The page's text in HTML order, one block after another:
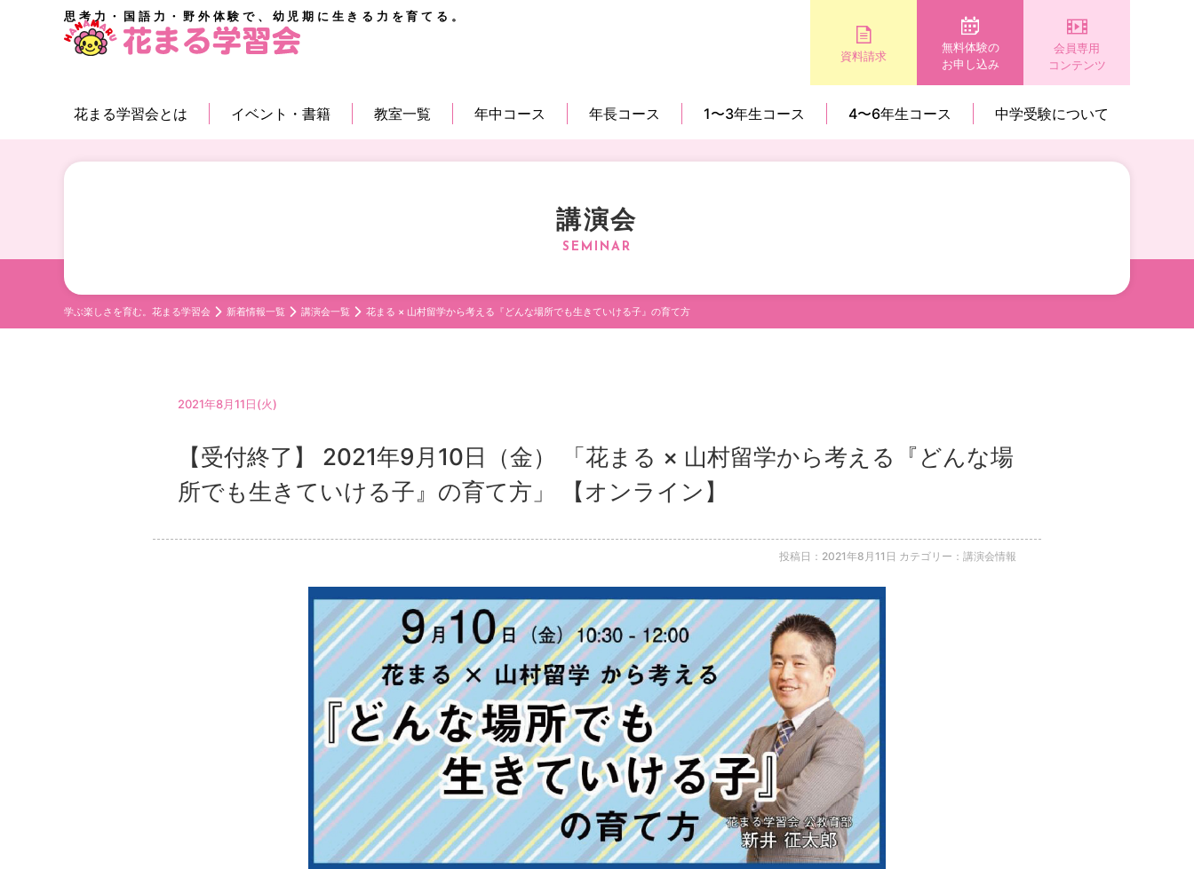
思考力・国語力・野外体験で、幼児期に生きる力を育てる。
資料請求
無料体験の
お申し込み
会員専用
コンテンツ
花まる学習会とは イベント・書籍 教室一覧 年中コース 年長コース 1〜3年生コース 4〜6年生コース 中学受験について
講演会
学ぶ楽しさを育む。花まる学習会 新着情報一覧 講演会一覧 花まる × 山村留学から考える『どんな場所でも生きていける子』の育て方
2021年8月11日(火)
【受付終了】 2021年9月10日（金） 「花まる × 山村留学から考える『どんな場
所でも生きていける子』の育て方」 【オンライン】
投稿日：2021年8月11日 カテゴリー：講演会情報